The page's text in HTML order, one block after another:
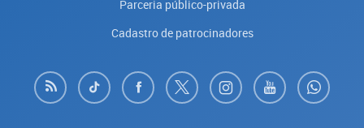
Parceria público-privada
Cadastro de patrocinadores